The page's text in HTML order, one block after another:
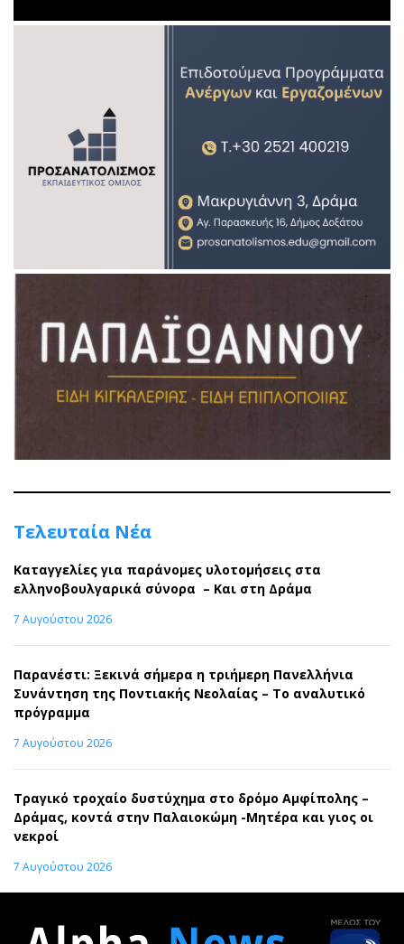
Τελευταία Νέα
Καταγγελίες για παράνομες υλοτομήσεις στα
ελληνοβουλγαρικά σύνορα – Και στη Δράμα
7 Αυγούστου 2026
Παρανέστι: Ξεκινά σήμερα η τριήμερη Πανελλήνια
Συνάντηση της Ποντιακής Νεολαίας – Το αναλυτικό
πρόγραμμα
7 Αυγούστου 2026
Τραγικό τροχαίο δυστύχημα στο δρόμο Αμφίπολης –
Δράμας, κοντά στην Παλαιοκώμη -Μητέρα και γιος οι
νεκροί
7 Αυγούστου 2026